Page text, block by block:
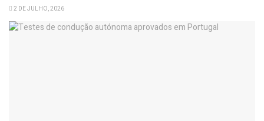
2 DE JULHO, 2026